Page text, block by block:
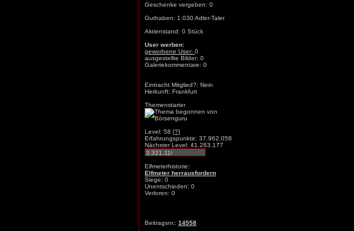
Geschenke vergeben: 0
Guthaben: 1.030 Adler-Taler
Aktienstand: 0 Stück
User werben:
geworbene User: 0
ausgestellte Bilder: 0
Galeriekommentare: 0
Eintracht Mitglied?: Nein
Herkunft: Frankfurt
Themenstarter
Level: 58 [?]
Erfahrungspunkte: 37.962.058
Nächster Level: 41.283.177
Elfmeterhistorie:
Elfmeter herrausfordern
Siege: 0
Unentschieden: 0
Verloren: 0
Beitragsnr.: 14558